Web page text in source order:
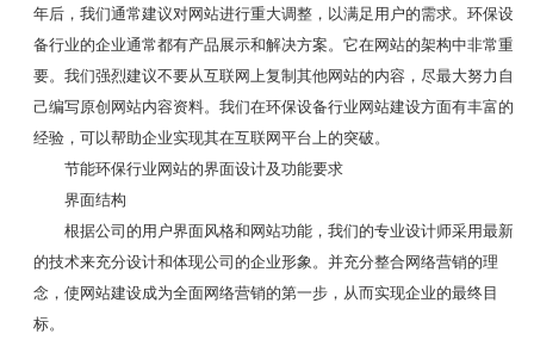
年后，我们通常建议对网站进行重大调整，以满足用户的需求。环保设
备行业的企业通常都有产品展示和解决方案。它在网站的架构中非常重
要。我们强烈建议不要从互联网上复制其他网站的内容，尽最大努力自
己编写原创网站内容资料。我们在环保设备行业网站建设方面有丰富的
经验，可以帮助企业实现其在互联网平台上的突破。
节能环保行业网站的界面设计及功能要求
界面结构
根据公司的用户界面风格和网站功能，我们的专业设计师采用最新
的技术来充分设计和体现公司的企业形象。并充分整合网络营销的理
念，使网站建设成为全面网络营销的第一步，从而实现企业的最终目
标。